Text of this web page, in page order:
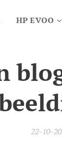
HP EVOO
22-10-